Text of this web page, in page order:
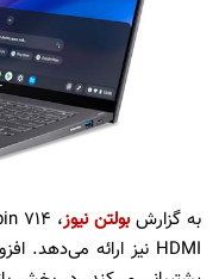
به گزارشبولتن نیوز